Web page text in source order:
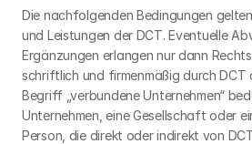
Die nachfolgenden Bedingungen
und Leistungen der DCT. Eventuelle
Ergänzungen erlangen nur dann
schriftlich und firmenmäßig durch DCT
Begriff „verbundene Unternehmen“
Unternehmen, eine Gesellschaft oder
Person, die direkt oder indirekt von